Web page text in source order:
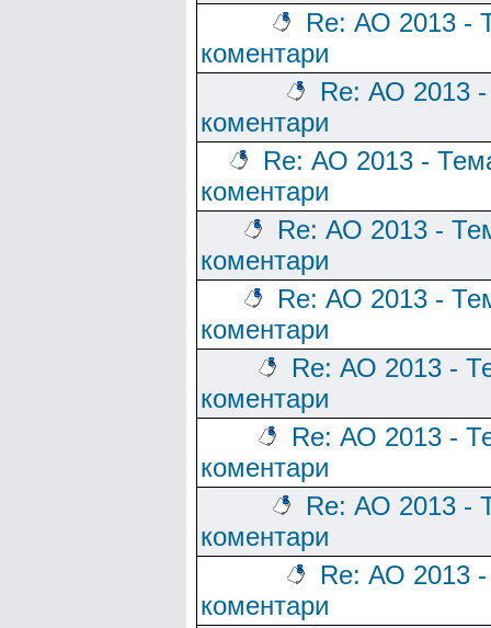
Re: АО 2013 -
коментари
Re: АО 2013
коментари
Re: АО 2013 -
коментари
Re: АО 2013 -
коментари
Re: АО 2013 -
коментари
Re: АО 2013 -
коментари
Re: АО 2013 -
коментари
Re: АО 2013 -
коментари
Re: АО 2013
коментари